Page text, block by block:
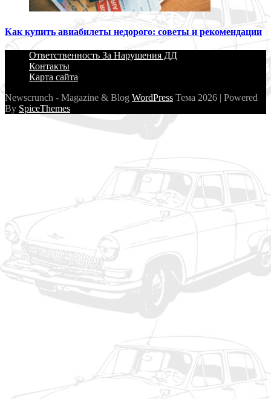
Как купить авиабилеты недорого: советы и рекомендации
Ответственность За Нарушения ДД
Контакты
Карта сайта
Newscrunch - Magazine & Blog WordPress Тема 2026 | Powered
By SpiceThemes